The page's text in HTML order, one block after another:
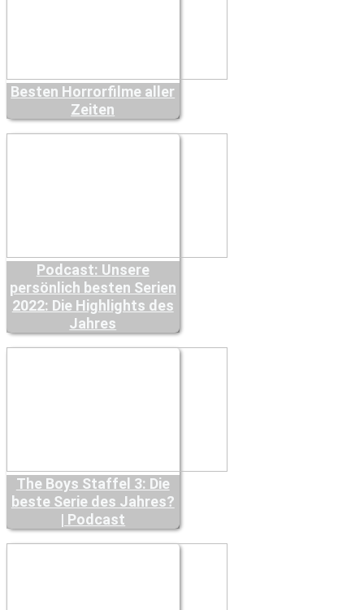
Besten Horrorfilme aller
Zeiten
Podcast: Unsere
persönlich besten Serien
2022: Die Highlights des
Jahres
The Boys Staffel 3: Die
beste Serie des Jahres?
| Podcast